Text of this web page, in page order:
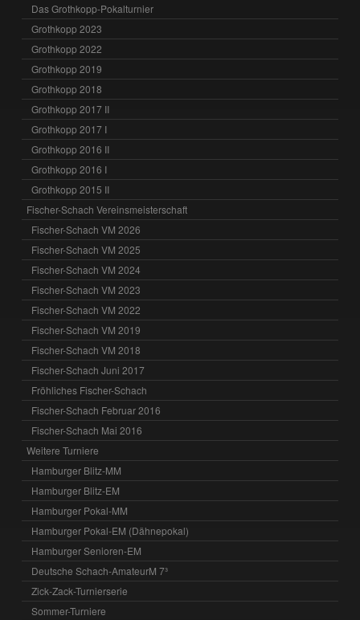
Das Grothkopp-Pokalturnier
Grothkopp 2023
Grothkopp 2022
Grothkopp 2019
Grothkopp 2018
Grothkopp 2017 II
Grothkopp 2017 I
Grothkopp 2016 II
Grothkopp 2016 I
Grothkopp 2015 II
Fischer-Schach Vereinsmeisterschaft
Fischer-Schach VM 2026
Fischer-Schach VM 2025
Fischer-Schach VM 2024
Fischer-Schach VM 2023
Fischer-Schach VM 2022
Fischer-Schach VM 2019
Fischer-Schach VM 2018
Fischer-Schach Juni 2017
Fröhliches Fischer-Schach
Fischer-Schach Februar 2016
Fischer-Schach Mai 2016
Weitere Turniere
Hamburger Blitz-MM
Hamburger Blitz-EM
Hamburger Pokal-MM
Hamburger Pokal-EM (Dähnepokal)
Hamburger Senioren-EM
Deutsche Schach-AmateurM 7³
Zick-Zack-Turnierserie
Sommer-Turniere